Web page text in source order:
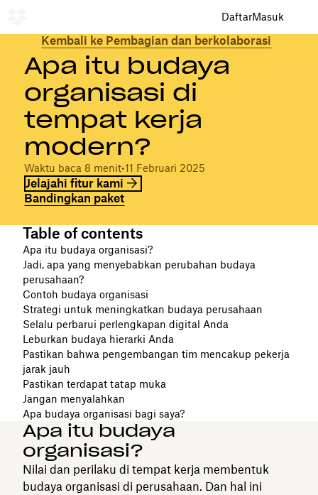
DaftarMasuk
Kembali ke Pembagian dan berkolaborasi
Apa itu budaya
organisasi di
tempat kerja
modern?
Waktu baca 8 menit•11 Februari 2025
Jelajahi fitur kami
Bandingkan paket
Table of contents
Apa itu budaya organisasi?
Jadi, apa yang menyebabkan perubahan budaya
perusahaan?
Contoh budaya organisasi
Strategi untuk meningkatkan budaya perusahaan
Selalu perbarui perlengkapan digital Anda
Leburkan budaya hierarki Anda
Pastikan bahwa pengembangan tim mencakup pekerja
jarak jauh
Pastikan terdapat tatap muka
Jangan menyalahkan
Apa budaya organisasi bagi saya?
Apa itu budaya
organisasi?
Nilai dan perilaku di tempat kerja membentuk
budaya organisasi di perusahaan. Dan hal ini